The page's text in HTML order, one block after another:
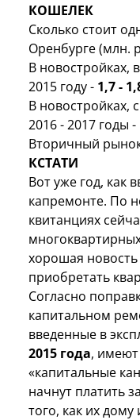
КОШЕЛЕК
Сколько стоит
Оренбурге (млн.
В новостройках,
2015 году - 1,7 -
В новостройках,
2016 - 2017 годы -
Вторичный
КСТАТИ
Вот уже год, как
капремонте. По
квитанциях
хорошая новость
приобретать
Согласно
капитальном
введенные в
2015 года,
«капитальные
начнут платить
того, как их дому